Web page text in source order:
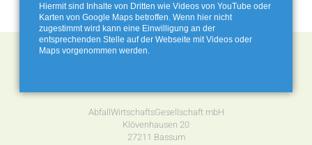
AbfallWirtschaftsGesellschaft mbH
Klövenhausen 20
27211 Bassum
Hiermit sind Inhalte von Dritten wie Videos von YouTube oder
Karten von Google Maps betroffen. Wenn hier nicht
zugestimmt wird kann eine Einwilligung an der
entsprechenden Stelle auf der Webseite mit Videos oder
Maps vorgenommen werden.